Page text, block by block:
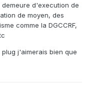
d'execution de
de moyen, des
comme la DGCCRF,
j'aimerais bien que